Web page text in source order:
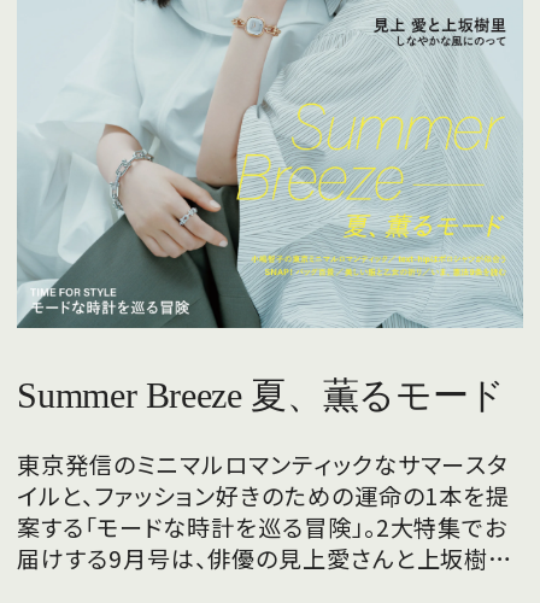
Summer Breeze 夏、薫るモード
東京発信のミニマルロマンティックなサマースタ
イルと、ファッション好きのための運命の1本を提
案する「モードな時計を巡る冒険」。2大特集でお
届けする9月号は、俳優の見上愛さんと上坂樹里